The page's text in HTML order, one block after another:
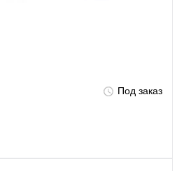
Под заказ